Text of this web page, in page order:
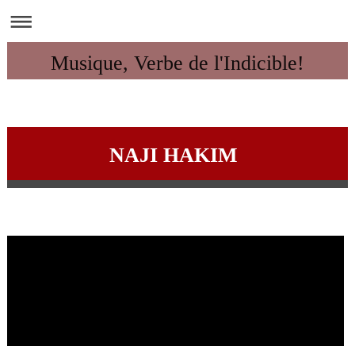
Musique, Verbe de l'Indicible!
NAJI HAKIM